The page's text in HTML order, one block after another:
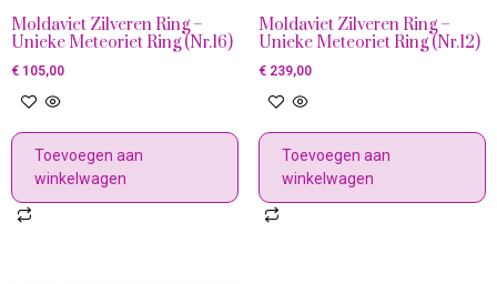
Moldaviet Zilveren Ring –
Unieke Meteoriet Ring (Nr.16)
€ 105,00
Toevoegen aan
winkelwagen
Moldaviet Zilveren Ring –
Unieke Meteoriet Ring (Nr.12)
€239,00
Toevoegen aan
winkelwagen